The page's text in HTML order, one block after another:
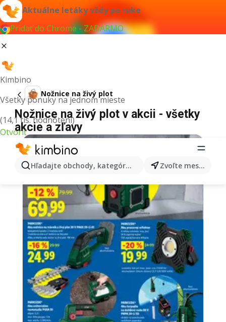
Aktuálne letáky vždy po ruke
Pridať do Chrome - ZADARMO
Kimbino
Všetky ponuky na jednom mieste
(14,1 tis. hodnotení)
Otvoriť
Hľadajte obchody, kategórie, produkty... Zvoľte mesto
Nožnice na živý plot
Nožnice na živý plot v akcii - všetky
akcie a zľavy